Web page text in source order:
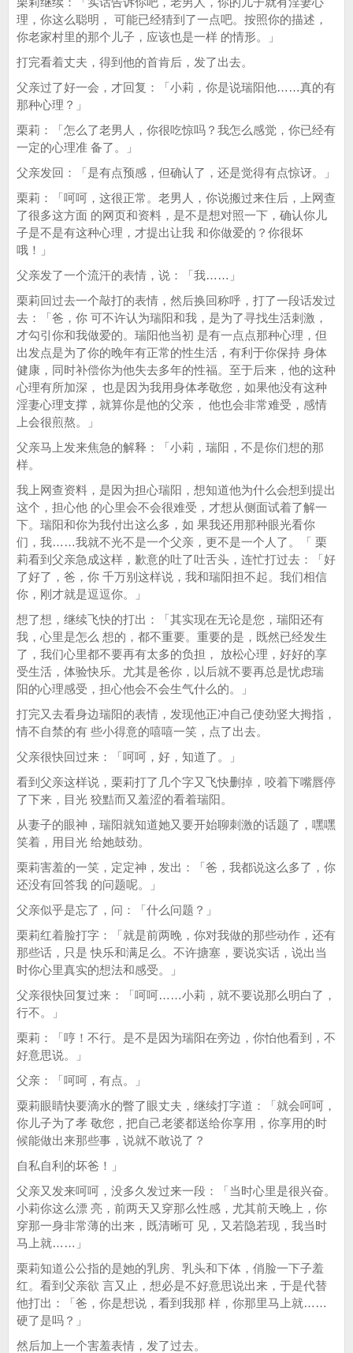
理，你这么聪明， 可能已经猜到了一点吧。按照你的描述，
你老家村里的那个儿子，应该也是一样 的情形。」
打完看着丈夫，得到他的首肯后，发了出去。
父亲过了好一会，才回复：「小莉，你是说瑞阳他……真的有
那种心理？」
栗莉：「怎么了老男人，你很吃惊吗？我怎么感觉，你已经有
一定的心理准 备了。」
父亲发回：「是有点预感，但确认了，还是觉得有点惊讶。」
栗莉：「呵呵，这很正常。老男人，你说搬过来住后，上网查
了很多这方面 的网页和资料，是不是想对照一下，确认你儿
子是不是有这种心理，才提出让我 和你做爱的？你很坏
哦！」
父亲发了一个流汗的表情，说：「我……」
栗莉回过去一个敲打的表情，然后换回称呼，打了一段话发过
去：「爸，你 可不许认为瑞阳和我，是为了寻找生活刺激，
才勾引你和我做爱的。瑞阳他当初 是有一点点那种心理，但
出发点是为了你的晚年有正常的性生活，有利于你保持 身体
健康，同时补偿你为他失去多年的性福。至于后来，他的这种
心理有所加深， 也是因为我用身体孝敬您，如果他没有这种
淫妻心理支撑，就算你是他的父亲， 他也会非常难受，感情
上会很煎熬。」
父亲马上发来焦急的解释：「小莉，瑞阳，不是你们想的那
样。
我上网查资料，是因为担心瑞阳，想知道他为什么会想到提出
这个，担心他 的心里会不会很难受，才想从侧面试着了解一
下。瑞阳和你为我付出这么多，如 果我还用那种眼光看你
们，我……我就不光不是一个父亲，更不是一个人了。「 栗
莉看到父亲急成这样，歉意的吐了吐舌头，连忙打过去：「好
了好了，爸，你 千万别这样说，我和瑞阳担不起。我们相信
你，刚才就是逗逗你。」
想了想，继续飞快的打出：「其实现在无论是您，瑞阳还有
我，心里是怎么 想的，都不重要。重要的是，既然已经发生
了，我们心里都不要再有太多的负担， 放松心理，好好的享
受生活，体验快乐。尤其是爸你，以后就不要再总是忧虑瑞
阳的心理感受，担心他会不会生气什么的。」
打完又去看身边瑞阳的表情，发现他正冲自己使劲竖大拇指，
情不自禁的有 些小得意的嘻嘻一笑，点了出去。
父亲很快回过来：「呵呵，好，知道了。」
看到父亲这样说，栗莉打了几个字又飞快删掉，咬着下嘴唇停
了下来，目光 狡黠而又羞涩的看着瑞阳。
从妻子的眼神，瑞阳就知道她又要开始聊刺激的话题了，嘿嘿
笑着，用目光 给她鼓劲。
栗莉害羞的一笑，定定神，发出：「爸，我都说这么多了，你
还没有回答我 的问题呢。」
父亲似乎是忘了，问：「什么问题？」
栗莉红着脸打字：「就是前两晚，你对我做的那些动作，还有
那些话，只是 快乐和满足么。不许搪塞，要说实话，说出当
时你心里真实的想法和感受。」
父亲很快回复过来：「呵呵……小莉，就不要说那么明白了，
行不。」
栗莉：「哼！不行。是不是因为瑞阳在旁边，你怕他看到，不
好意思说。」
父亲：「呵呵，有点。」
粟莉眼睛快要滴水的瞥了眼丈夫，继续打字道：「就会呵呵，
你儿子为了孝 敬您，把自己老婆都送给你享用，你享用的时
候能做出来那些事，说就不敢说了？
自私自利的坏爸！」
父亲又发来呵呵，没多久发过来一段：「当时心里是很兴奋。
小莉你这么漂 亮，前两天又穿那么性感，尤其前天晚上，你
穿那一身非常薄的出来，既清晰可 见，又若隐若现，我当时
马上就……」
栗莉知道公公指的是她的乳房、乳头和下体，俏脸一下子羞
红。看到父亲欲 言又止，想必是不好意思说出来，于是代替
他打出：「爸，你是想说，看到我那 样，你那里马上就……
硬了是吗？」
然后加上一个害羞表情，发了过去。